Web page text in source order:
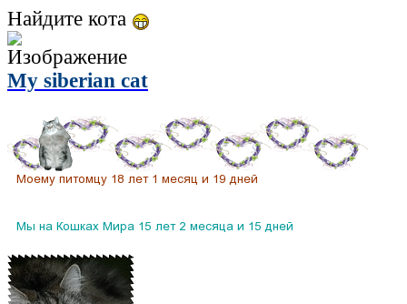
Найдите кота
My siberian cat